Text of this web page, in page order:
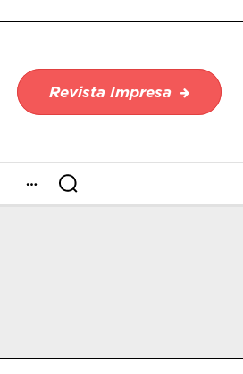
Revista Impresa